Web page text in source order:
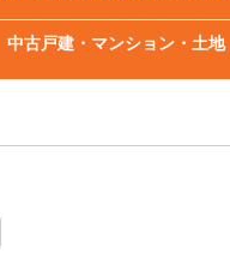
中古戸建・マンション・土地